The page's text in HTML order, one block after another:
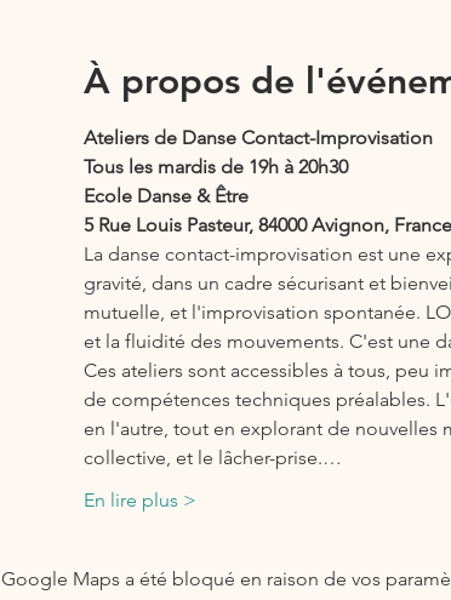
À propos de
Ateliers de Danse Contact-Improvisation
Tous les mardis de 19h à 20h30
Ecole Danse & Être
5 Rue Louis Pasteur, 84000 Avignon, France
La danse contact-improvisation est une
gravité, dans un cadre sécurisant et
mutuelle, et l'improvisation spontanée.
et la fluidité des mouvements. C'est une
Ces ateliers sont accessibles à tous, peu
de compétences techniques préalables.
en l'autre, tout en explorant de nouvelles
collective, et le lâcher-prise.…
En lire plus >
Google Maps a été bloqué en raison de vos